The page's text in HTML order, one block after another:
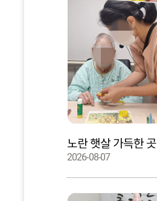
노란 햇살 가득한 곳
2026-08-07